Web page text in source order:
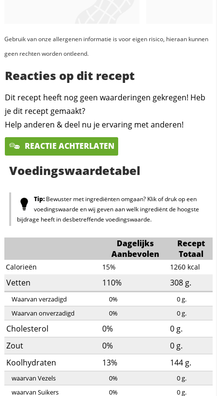
Gebruik van onze allergenen informatie is voor eigen risico, hieraan kunnen
geen rechten worden ontleend.
Reacties op dit recept
Dit recept heeft nog geen waarderingen gekregen! Heb
je dit recept gemaakt?
Help anderen & deel nu je ervaring met anderen!
REACTIE ACHTERLATEN
Voedingswaardetabel
Tip:Bewuster met ingrediënten omgaan? Klik of druk op een
voedingswaarde en wij geven aan welk ingrediënt de hoogste
bijdrage heeft in desbetreffende voedingswaarde.
Dagelijks
Aanbevolen
Recept
Totaal
Calorieën 15% 1260 kcal
Vetten 110% 308 g.
Waarvan verzadigd 0% 0g.
Waarvan onverzadigd
0% 0g.
Cholesterol 0% 0 g.
Zout
0% 0 g.
Koolhydraten
13% 144 g.
waarvan Vezels 0% 0g.
waarvan Suikers
0% 0g.